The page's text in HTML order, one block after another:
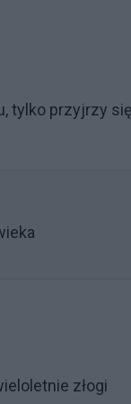
tylko przyjrzy
złogi